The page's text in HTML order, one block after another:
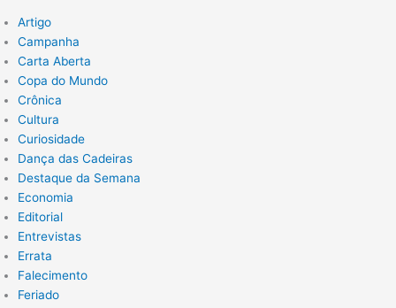
Artigo
Campanha
Carta Aberta
Copa do Mundo
Crônica
Cultura
Curiosidade
Dança das Cadeiras
Destaque da Semana
Economia
Editorial
Entrevistas
Errata
Falecimento
Feriado